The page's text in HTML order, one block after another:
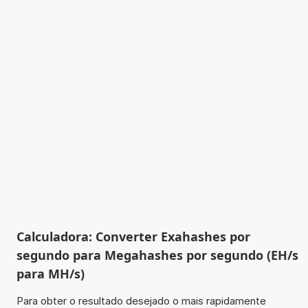
Calculadora: Converter Exahashes por
segundo para Megahashes por segundo (EH/s
para MH/s)
Para obter o resultado desejado o mais rapidamente